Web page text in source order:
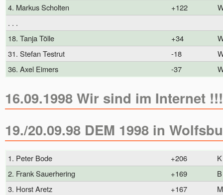
4. Markus Scholten
+122
. . .
18. Tanja Tölle
+34
31. Stefan Testrut
-18
36. Axel Eimers
-37
16.09.1998 Wir sind im Internet
19./20.09.98 DEM 1998 in
1. Peter Bode +206
K
2. Frank Sauerhering
+169
B
3. Horst Aretz
+167